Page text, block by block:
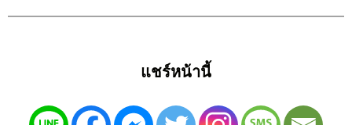
แชร์หน้านี้